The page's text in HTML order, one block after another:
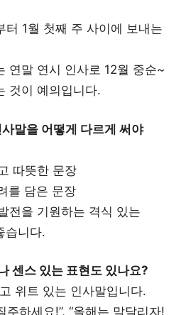
터 1월 첫째 주 사이에 보내는
연말 연시 인사로 12월 중순~
것이 예의입니다.
말을 어떻게 다르게 써야
따뜻한 문장
를 담은 문장
전을 기원하는 격식 있는
습니다.
센스 있는 표현도 있나요?
위트 있는 인사말입니다.
하세요!”, “올해는 말달리자!